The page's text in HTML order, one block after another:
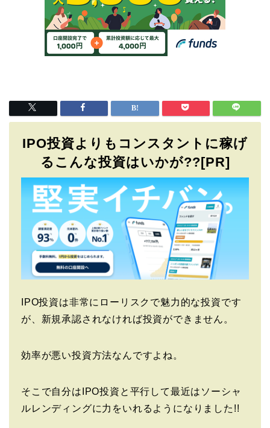
IPO投資よりもコンスタントに稼げ
るこんな投資はいかが??[PR]
IPO投資は非常にローリスクで魅力的な投資です
が、新規承認されなければ投資ができません。
効率が悪い投資方法なんですよね。
そこで自分はIPO投資と平行して最近はソーシャ
ルレンディングに力をいれるようになりました!!